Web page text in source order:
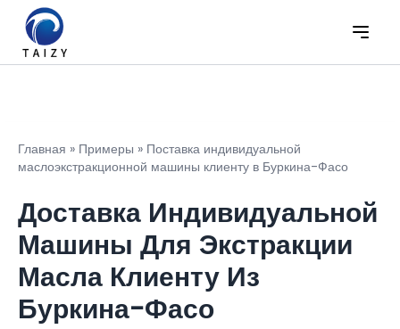
Главная » Примеры » Поставка индивидуальной
маслоэкстракционной машины клиенту в Буркина-Фасо
Доставка Индивидуальной
Машины Для Экстракции
Масла Клиенту Из
Буркина-Фасо